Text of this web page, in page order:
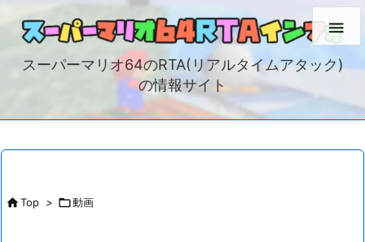
スーパーマリオ64のRTA(リアルタイムアタック)
の情報サイト

Top > 動画